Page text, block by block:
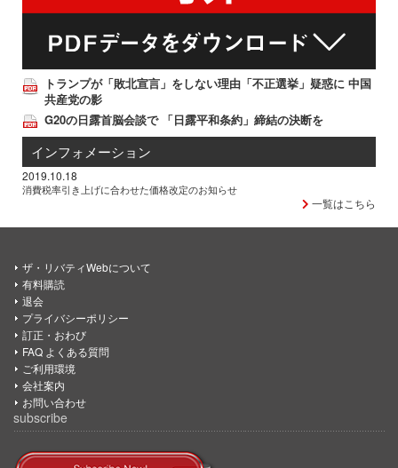
トランプが「敗北宣言」をしない理由「不正選挙」疑惑に 中国
共産党の影
G20の日露首脳会談で 「日露平和条約」締結の決断を
インフォメーション
2019.10.18
消費税率引き上げに合わせた価格改定のお知らせ
一覧はこちら
ザ・リバティWebについて
有料購読
退会
プライバシーポリシー
訂正・おわび
FAQ よくある質問
ご利用環境
会社案内
お問い合わせ
subscribe